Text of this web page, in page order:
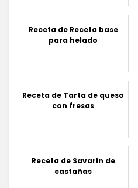
Receta de Receta base
para helado
Receta de Tarta de queso
con fresas
Receta de Savarín de
castañas